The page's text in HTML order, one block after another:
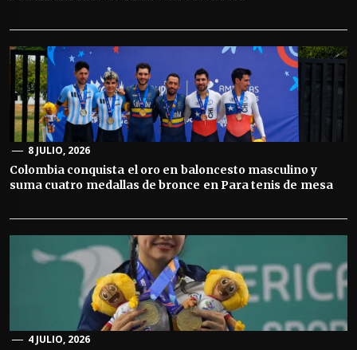
8 JULIO, 2026
Colombia conquista el oro en baloncesto masculino y
suma cuatro medallas de bronce en Para tenis de mesa
4 JULIO, 2026